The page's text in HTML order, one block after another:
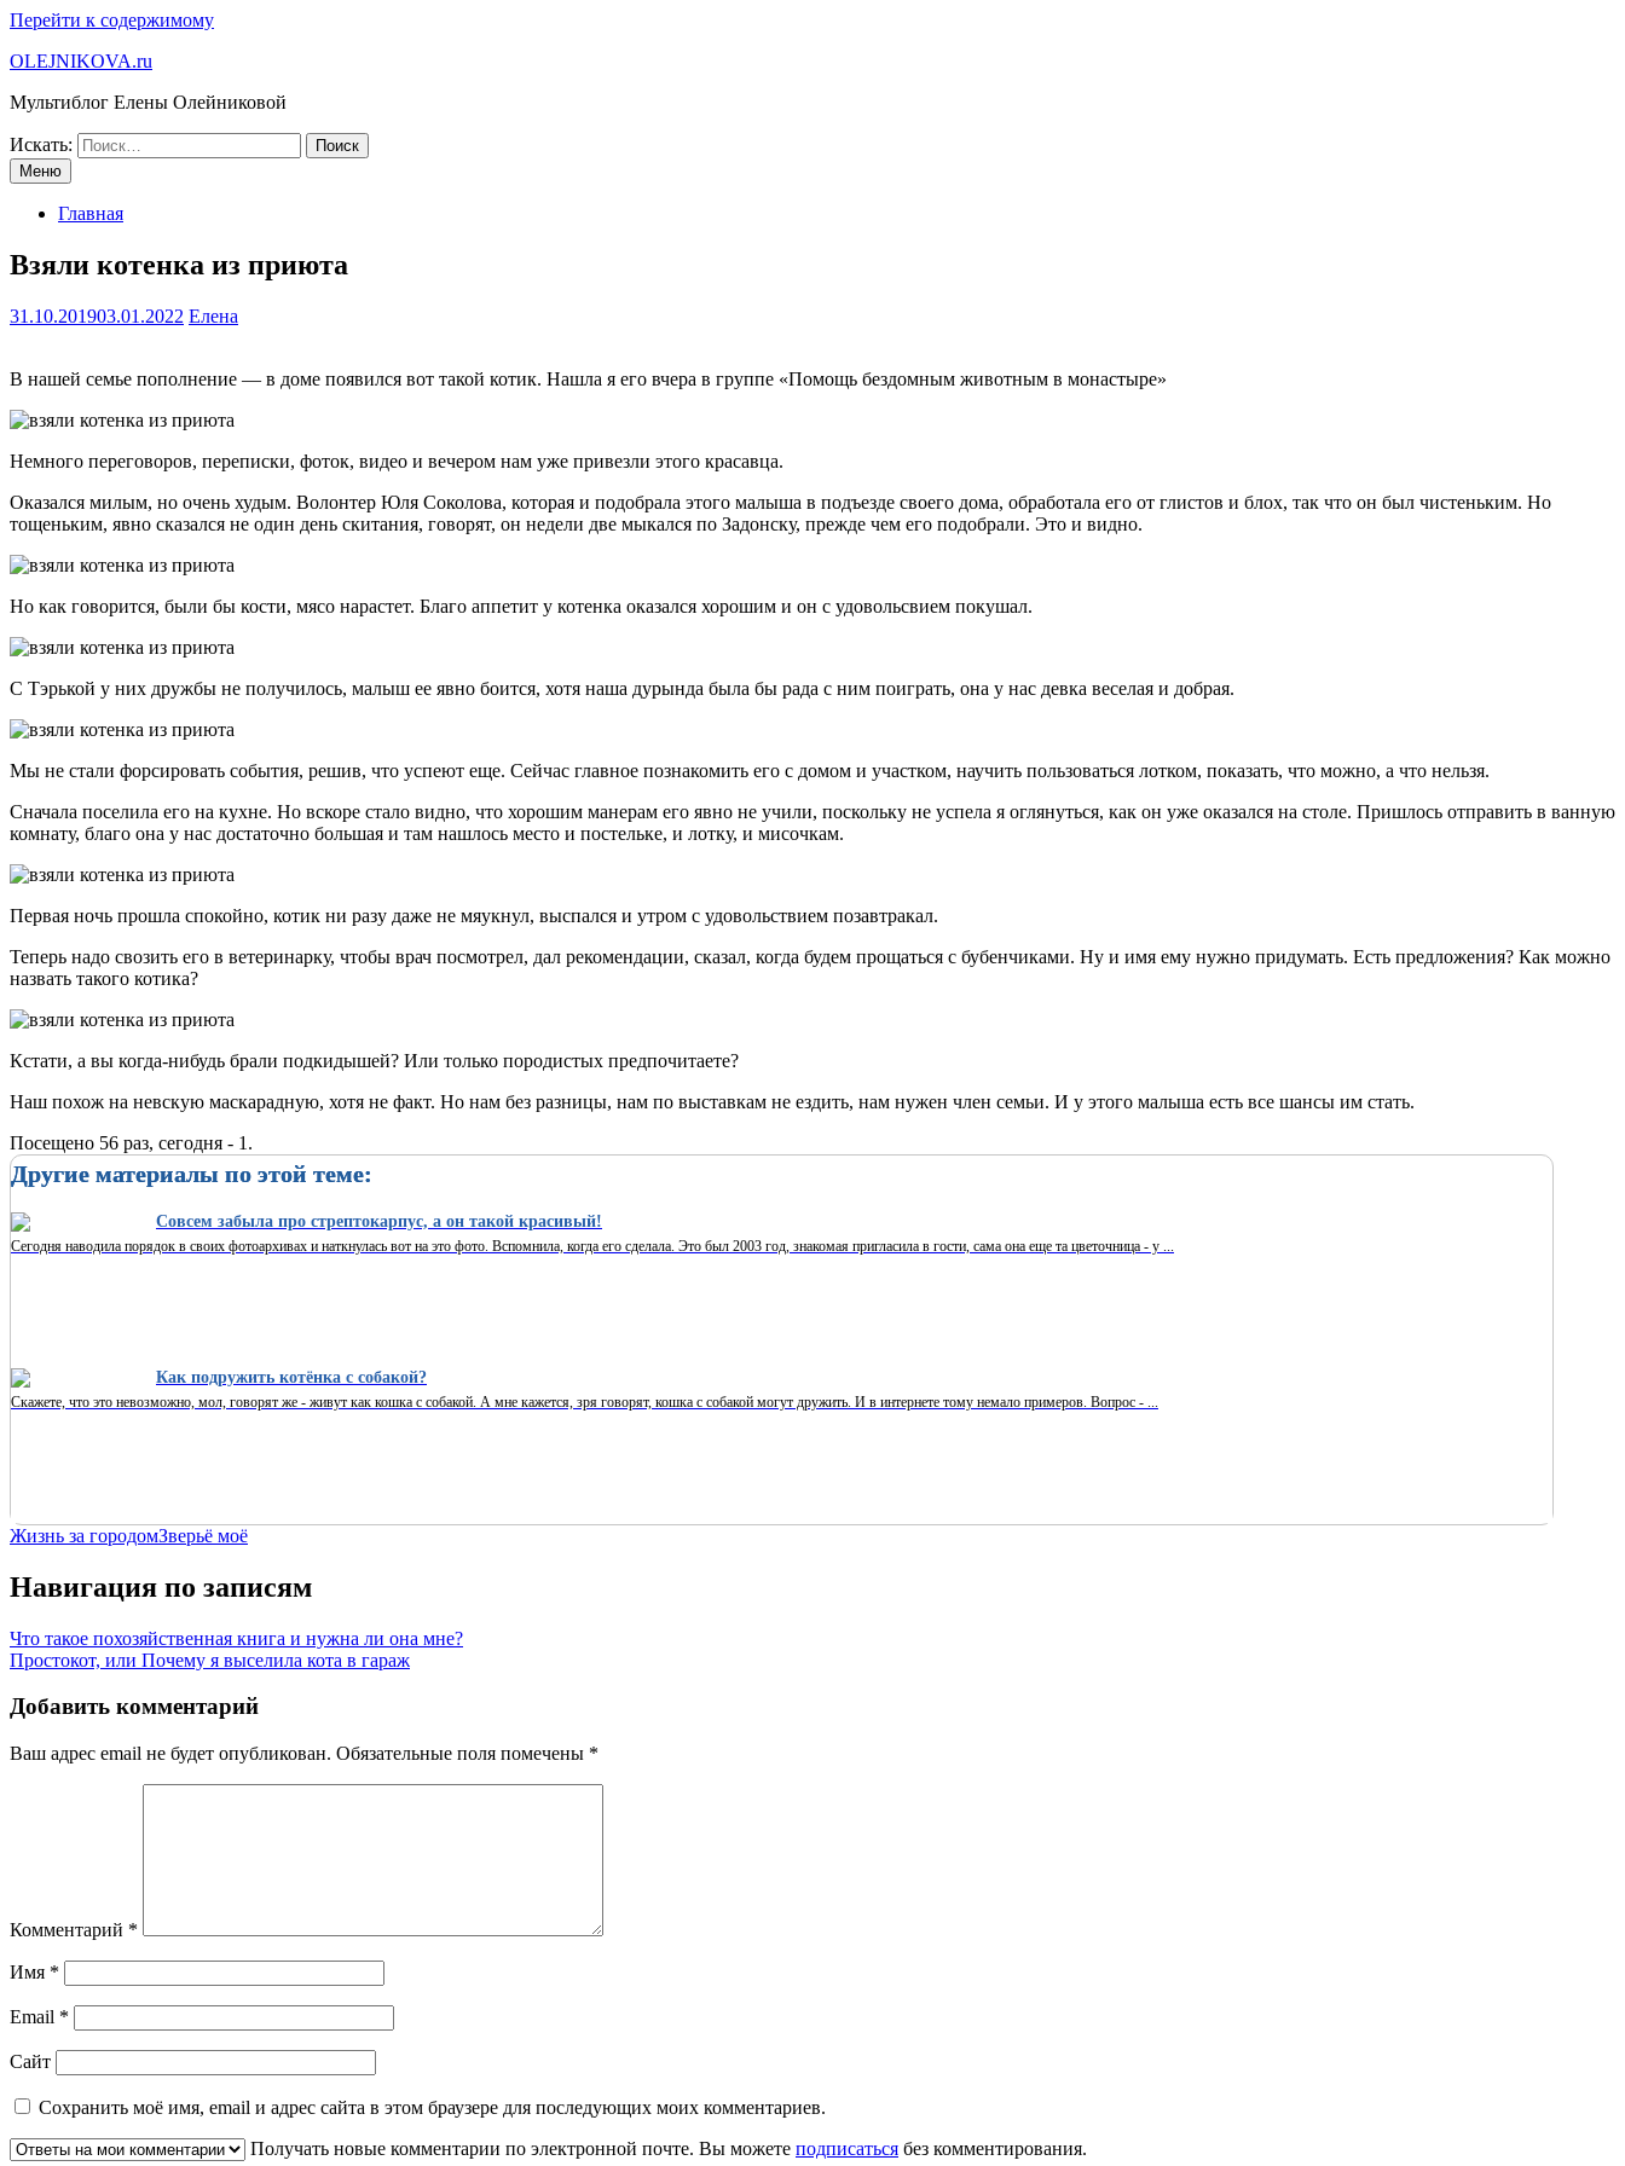
Перейти к содержимому
OLEJNIKOVA.ru
Мультиблог Елены Олейниковой
Искать:
Меню
Главная
Взяли котенка из приюта
31.10.201903.01.2022 Елена
В нашей семье пополнение — в доме появился вот такой котик. Нашла я его вчера в группе «Помощь бездомным животным в монастыре»
Немного переговоров, переписки, фоток, видео и вечером нам уже привезли этого красавца.
Оказался милым, но очень худым. Волонтер Юля Соколова, которая и подобрала этого малыша в подъезде своего дома, обработала его от глистов и блох, так что он был чистеньким. Но
тощеньким, явно сказался не один день скитания, говорят, он недели две мыкался по Задонску, прежде чем его подобрали. Это и видно.
Но как говорится, были бы кости, мясо нарастет. Благо аппетит у котенка оказался хорошим и он с удовольсвием покушал.
С Тэрькой у них дружбы не получилось, малыш ее явно боится, хотя наша дурында была бы рада с ним поиграть, она у нас девка веселая и добрая.
Мы не стали форсировать события, решив, что успеют еще. Сейчас главное познакомить его с домом и участком, научить пользоваться лотком, показать, что можно, а что нельзя.
Сначала поселила его на кухне. Но вскоре стало видно, что хорошим манерам его явно не учили, поскольку не успела я оглянуться, как он уже оказался на столе. Пришлось отправить в ванную
комнату, благо она у нас достаточно большая и там нашлось место и постельке, и лотку, и мисочкам.
Первая ночь прошла спокойно, котик ни разу даже не мяукнул, выспался и утром с удовольствием позавтракал.
Теперь надо свозить его в ветеринарку, чтобы врач посмотрел, дал рекомендации, сказал, когда будем прощаться с бубенчиками. Ну и имя ему нужно придумать. Есть предложения? Как можно
назвать такого котика?
Кстати, а вы когда-нибудь брали подкидышей? Или только породистых предпочитаете?
Наш похож на невскую маскарадную, хотя не факт. Но нам без разницы, нам по выставкам не ездить, нам нужен член семьи. И у этого малыша есть все шансы им стать.
Посещено 56 раз, сегодня - 1.
Другие материалы по этой теме:
Совсем забыла про стрептокарпус, а он такой красивый!
Сегодня наводила порядок в своих фотоархивах и наткнулась вот на это фото. Вспомнила, когда его сделала. Это был 2003 год, знакомая пригласила в гости, сама она еще та цветочница - у ...
Как подружить котёнка с собакой?
Скажете, что это невозможно, мол, говорят же - живут как кошка с собакой. А мне кажется, зря говорят, кошка с собакой могут дружить. И в интернете тому немало примеров. Вопрос - ...
Жизнь за городомЗверьё моё
Навигация по записям
Что такое похозяйственная книга и нужна ли она мне?
Простокот, или Почему я выселила кота в гараж
Добавить комментарий
Ваш адрес email не будет опубликован. Обязательные поля помечены *
Комментарий *
Имя *
Email *
Сайт
Сохранить моё имя, email и адрес сайта в этом браузере для последующих моих комментариев.
Получать новые комментарии по электронной почте. Вы можете подписаться без комментирования.